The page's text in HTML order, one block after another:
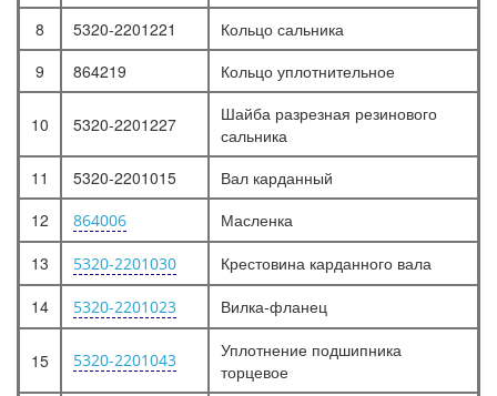
8 5320-2201221
Кольцо сальника
9
864219 Кольцо уплотнительное
10 5320-2201227
Шайба разрезная резинового
сальника
11
5320-2201015
Вал карданный
12
864006
Масленка
13
5320-2201030
Крестовина карданного вала
14
5320-2201023 Вилка-фланец
15 5320-2201043
Уплотнение подшипника
торцевое